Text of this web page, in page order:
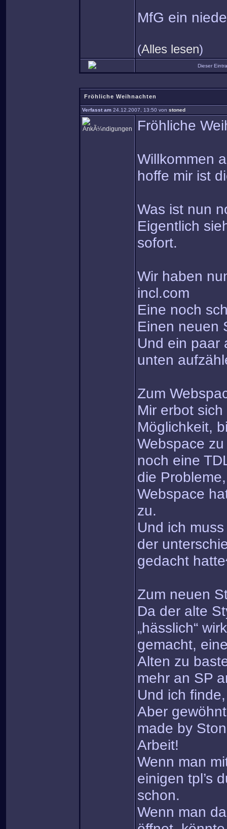
MfG ein
(Alles lesen)
Dieser
Fröhliche Weihnachten
Verfasst am 24.12.2007, 13:50 von stoned
Fröhliche
Willkommen
hoffe mir ist
Was ist nun
Eigentlich
sofort.
Wir haben
incl.com
Eine noch
Einen neuen
Und ein paar
unten
Zum
Mir erbot
Möglichkeit,
Webspace
noch eine
die
Webspace
zu.
Und ich
der
gedacht
Zum neuen
Da der alte
„hässlich“
gemacht,
Alten zu
mehr an SP
Und ich
Aber
made by
Arbeit!
Wenn man
einigen tpl’s
schon.
Wenn man